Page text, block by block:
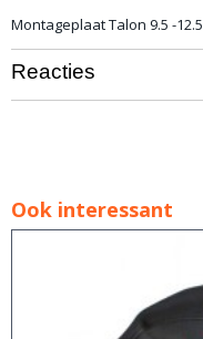
Montageplaat Talon 9.5 -12.5
Reacties
Ook interessant